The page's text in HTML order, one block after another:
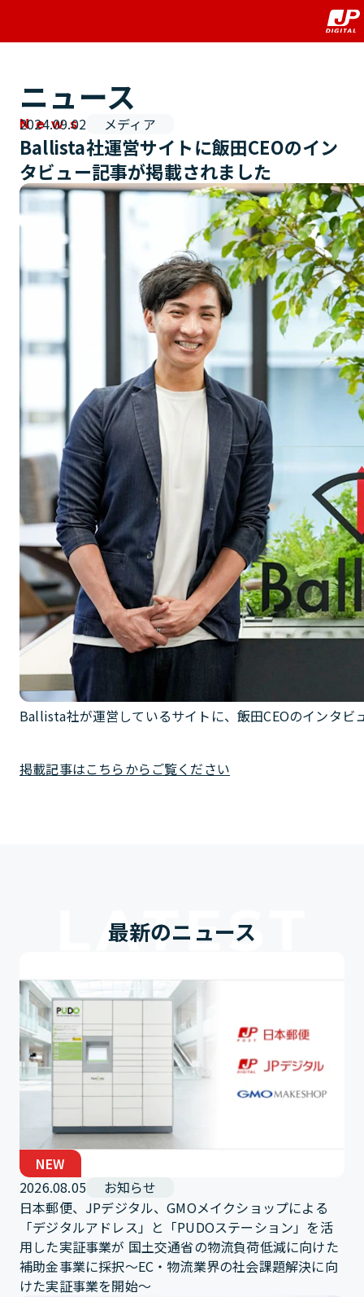
ニュース
News
2024.09.02 メディア
Ballista社運営サイトに飯田CEOのイン
タビュー記事が掲載されました
Ballista社が運営しているサイトに、飯田CEOのインタビ
掲載記事はこちらからご覧ください
最新のニュース
NEW
2026.08.05
お知らせ
日本郵便、JPデジタル、GMOメイクショップによる
「デジタルアドレス」と「PUDOステーション」を活
用した実証事業が 国土交通省の物流負荷低減に向けた
補助金事業に採択～EC・物流業界の社会課題解決に向
けた実証事業を開始～